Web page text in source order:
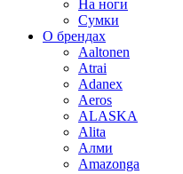
На ноги
Сумки
О брендах
Aaltonen
Atrai
Adanex
Aeros
ALASKA
Alita
Алми
Amazonga